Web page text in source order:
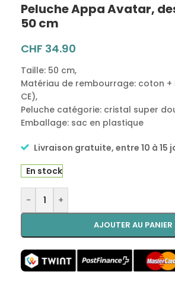
Peluche Appa Avatar,
50 cm
CHF 34.90
Taille: 50 cm,
Matériau de rembourrage: coton +
CE),
Peluche catégorie: cristal super
Emballage: sac en plastique
Livraison gratuite, entre 10 à 15
En stock
- +
AJOUTER AU PANIER
Alternative: